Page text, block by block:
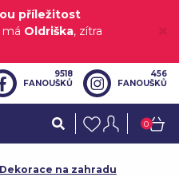
příležitost
má Oldriška, zítra
9518
FANOUŠKŮ
456
FANOUŠKŮ
0
Dekorace na zahradu